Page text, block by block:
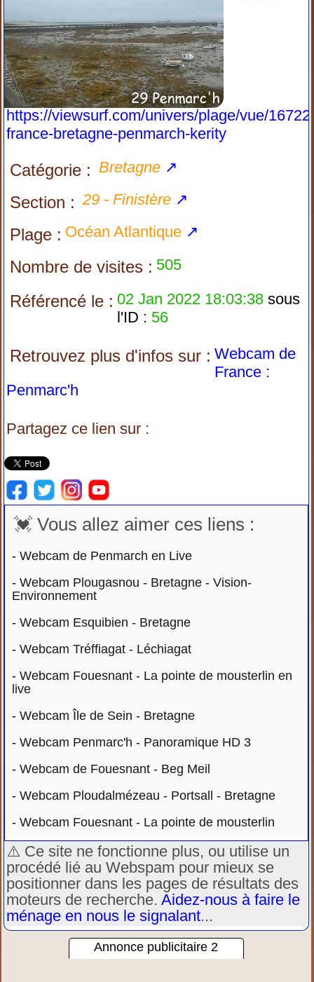
https://viewsurf.com/univers/plage/vue/
france-bretagne-penmarch-kerity
Catégorie : Bretagne ↗
Section : 29 - Finistère ↗
Plage : Océan Atlantique ↗
Nombre de visites : 505
Référencé le : 02 Jan 2022 18:03:38 sous
l'ID : 56
Retrouvez plus d'infos sur : Webcam de
France :
Penmarc'h
Partagez ce lien sur :
💓 Vous allez aimer ces liens :
-Webcam de Penmarch en Live
-Webcam Plougasnou - Bretagne - Vision-
Environnement
-Webcam Esquibien - Bretagne
-Webcam Tréffiagat - Léchiagat
-Webcam Fouesnant - La pointe de mousterlin en
live
-Webcam Île de Sein - Bretagne
-Webcam Penmarc'h - Panoramique HD 3
-Webcam de Fouesnant - Beg Meil
-Webcam Ploudalmézeau - Portsall - Bretagne
-Webcam Fouesnant - La pointe de mousterlin
⚠️ Ce site ne fonctionne plus, ou utilise un
procédé lié au Webspam pour mieux se
positionner dans les pages de résultats des
moteurs de recherche.Aidez-nous à faire le
ménage en nous le signalant...
Annonce publicitaire 2